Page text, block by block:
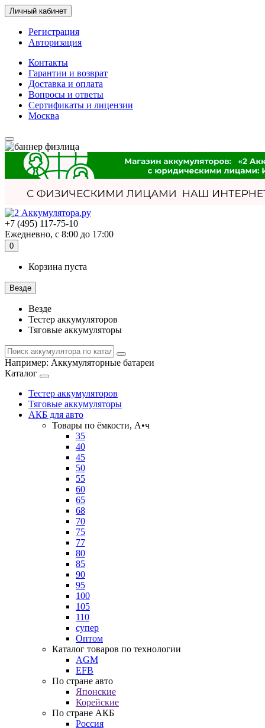
Личный кабинет
Регистрация
Авторизация
Контакты
Гарантии и возврат
Доставка и оплата
Вопросы и ответы
Сертификаты и лицензии
Москва
+7 (495) 117-75-10
Ежедневно, с 8:00 до 17:00
0
Корзина пуста
Везде
Везде
Тестер аккумуляторов
Тяговые аккумуляторы
Например: Аккумуляторные батареи
Каталог
Тестер аккумуляторов
Тяговые аккумуляторы
АКБ для авто
Товары по ёмкости, А•ч
35
40
45
50
55
60
65
68
70
75
77
80
85
90
95
100
105
110
супер
Оптом
Каталог товаров по технологии
AGM
EFB
По стране авто
Японские
Корейские
По стране АКБ
Россия